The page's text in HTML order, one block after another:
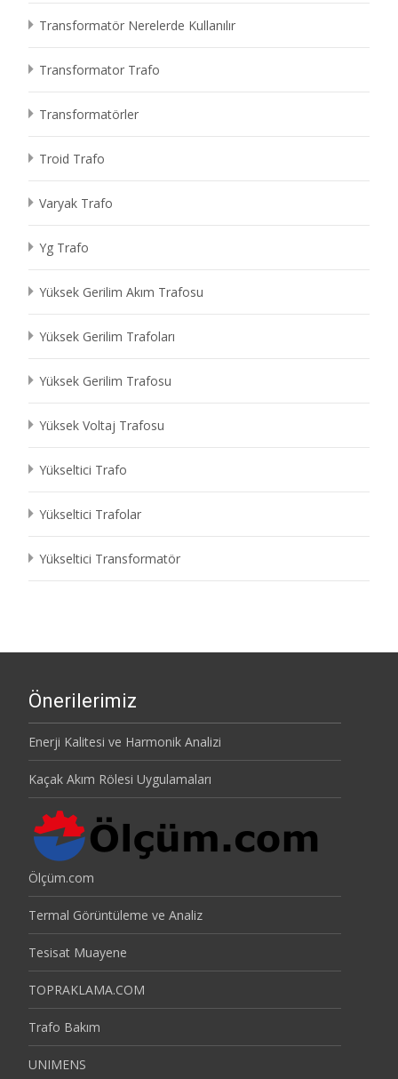
Transformatör Nerelerde Kullanılır
Transformator Trafo
Transformatörler
Troid Trafo
Varyak Trafo
Yg Trafo
Yüksek Gerilim Akım Trafosu
Yüksek Gerilim Trafoları
Yüksek Gerilim Trafosu
Yüksek Voltaj Trafosu
Yükseltici Trafo
Yükseltici Trafolar
Yükseltici Transformatör
Önerilerimiz
Enerji Kalitesi ve Harmonik Analizi
Kaçak Akım Rölesi Uygulamaları
Ölçüm.com
Termal Görüntüleme ve Analiz
Tesisat Muayene
TOPRAKLAMA.COM
Trafo Bakım
UNIMENS